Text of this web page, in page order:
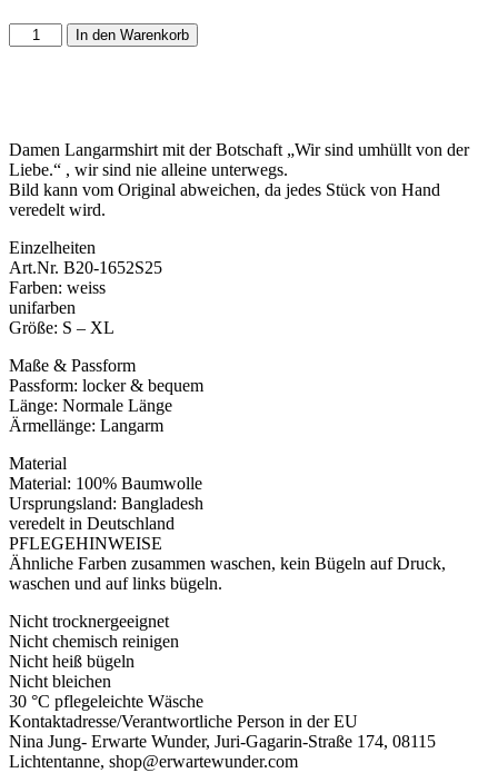
In den Warenkorb
Damen Langarmshirt mit der Botschaft „Wir sind umhüllt von der
Liebe.“ , wir sind nie alleine unterwegs.
Bild kann vom Original abweichen, da jedes Stück von Hand
veredelt wird.
Einzelheiten
Art.Nr. B20-1652S25
Farben: weiss
unifarben
Größe: S – XL
Maße & Passform
Passform: locker & bequem
Länge: Normale Länge
Ärmellänge: Langarm
Material
Material: 100% Baumwolle
Ursprungsland: Bangladesh
veredelt in Deutschland
PFLEGEHINWEISE
Ähnliche Farben zusammen waschen, kein Bügeln auf Druck,
waschen und auf links bügeln.
Nicht trocknergeeignet
Nicht chemisch reinigen
Nicht heiß bügeln
Nicht bleichen
30 °C pflegeleichte Wäsche
Kontaktadresse/Verantwortliche Person in der EU
Nina Jung- Erwarte Wunder, Juri-Gagarin-Straße 174, 08115
Lichtentanne, shop@erwartewunder.com